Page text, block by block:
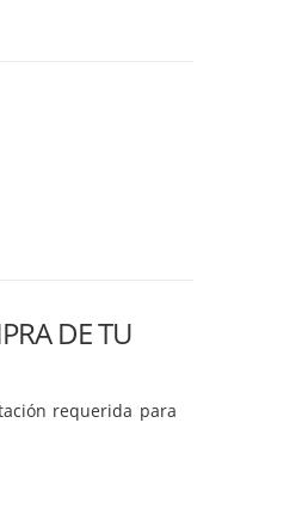
DE TU
requerida para